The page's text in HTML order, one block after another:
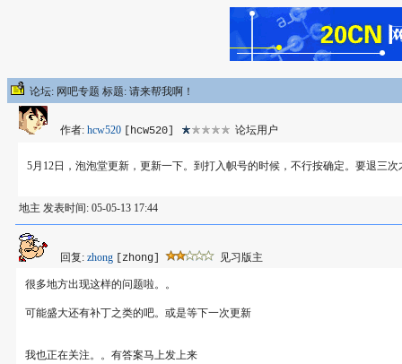
论坛: 网吧专题 标题: 请来帮我啊！
作者: hcw520 [hcw520] 论坛用户
5月12日，泡泡堂更新，更新一下。到打入帜号的时候，不行按确定。要退三
地主 发表时间: 05-05-13 17:44
回复: zhong [zhong] 见习版主
很多地方出现这样的问题啦。。
可能盛大还有补丁之类的吧。或是等下一次更新
我也正在关注。。有答案马上发上来